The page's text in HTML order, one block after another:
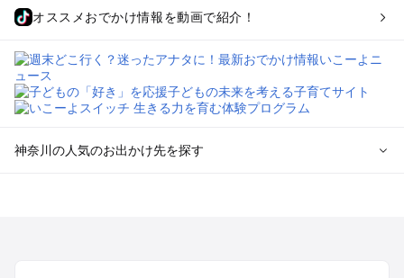
オススメおでかけ情報を動画で紹介！
神奈川の人気のお出かけ先を探す